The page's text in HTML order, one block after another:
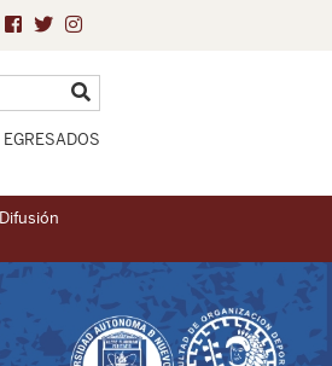
EGRESADOS
Difusión